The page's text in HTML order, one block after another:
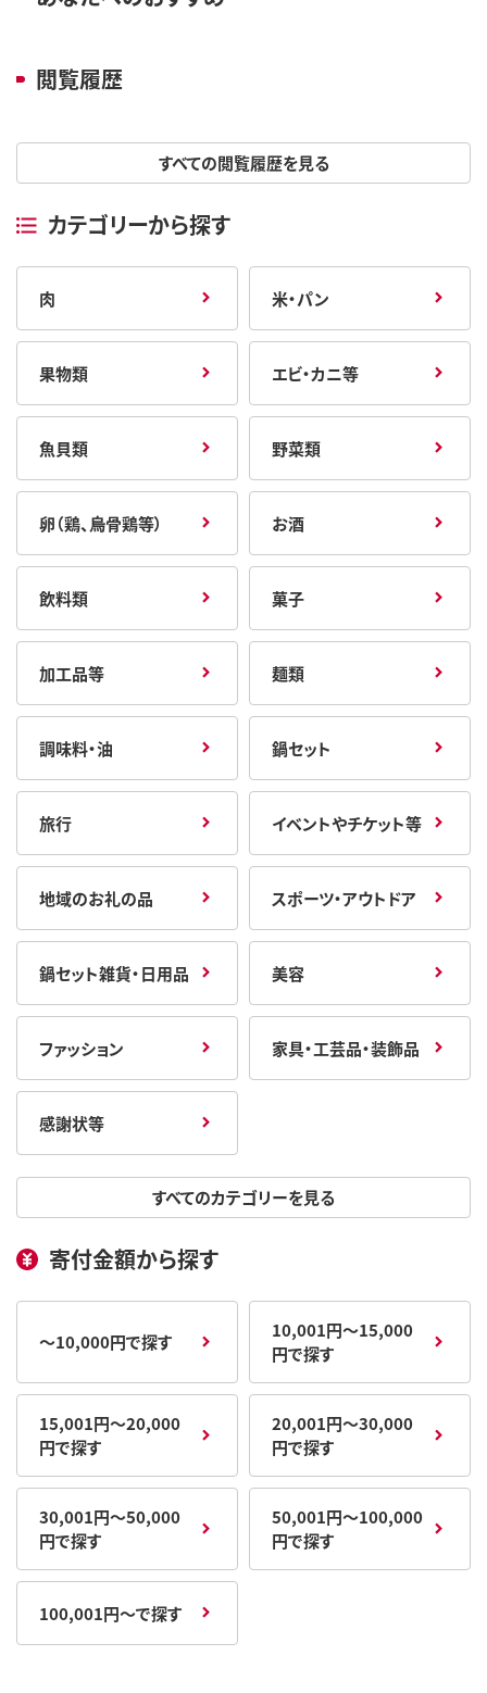
閲覧履歴
すべての閲覧履歴を見る
カテゴリーから探す
すべてのカテゴリーを見る
肉 米・パン
果物類 エビ・カニ等
魚貝類 野菜類
卵（鶏、烏骨鶏等） お酒
飲料類 菓子
加工品等 麺類
調味料・油 鍋セット
旅行 イベントやチケット等
地域のお礼の品 スポーツ・アウトドア
鍋セット雑貨・日用品 美容
ファッション 家具・工芸品・装飾品
感謝状等
寄付金額から探す
～10,000円で探す
10,001円～15,000
円で探す
15,001円～20,000
円で探す
20,001円～30,000
円で探す
30,001円～50,000
円で探す
50,001円～100,000
円で探す
100,001円～で探す